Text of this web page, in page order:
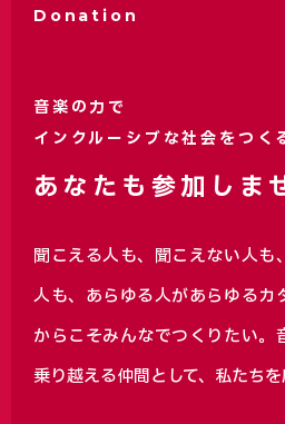
Donation
音楽の力で
インクルーシブな社会をつく
あなたも参加しま
聞こえる人も、聞こえない人も
人も、あらゆる人があらゆるカ
からこそみんなでつくりたい。
乗り越える仲間として、私たちを